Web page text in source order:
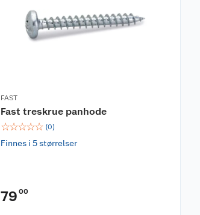
FAST
Fast treskrue panhode
☆☆☆☆☆ (0)
Finnes i 5 størrelser
79 00